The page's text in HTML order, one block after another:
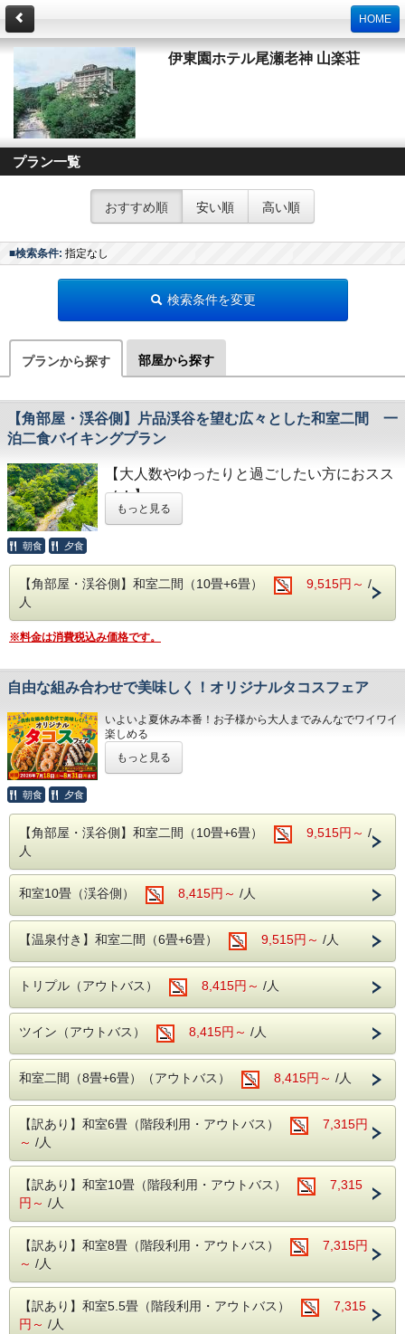
HOME
伊東園ホテル尾瀬老神 山楽荘
プラン一覧
おすすめ順 安い順 高い順
■検索条件: 指定なし
検索条件を変更
プランから探す 部屋から探す
【角部屋・渓谷側】片品渓谷を望む広々とした和室二間 一
泊二食バイキングプラン
【大人数やゆったりと過ごしたい方におスス
メ！】
片品渓谷を望む広々とした和室二間のお部屋
ら過ごしたい方や、
大人数で旅行するなら同じお部屋でワイワイ
過ごしたいですよね！
そんなお客様におすすめのお部屋です。
お部屋の中で世帯毎や男女別など分けること
も可能！
持ち込みのカードゲームやおもちゃなどを広
げて、大切な旅行時間を快適に過ごしましょ
う！
など無料の娯楽施設が充実！
飲み放題！アルコールもあります。
今流行りのスマドリでお酒を飲む方も飲め
ない方も楽しめます。
様々な食材を利用したバイキング（ばいきん
ぐ）！
サラダや揚げ物、デザートまで...！！！
お子様からおじいちゃんおばあちゃんまで！
みなさまが楽しめるお食事を多数ご用意して
おります!(^^)!
題！！！
生ビール（アサヒスーパードライ）をはじめ
飲み過ぎにはお気を付けくださいませ...
老神に来たなら食べて、飲んで、温泉で癒さ
もっと見る
朝食 夕食
【角部屋・渓谷側】和室二間（10畳+6畳） 9,515円～ /
人
※料金は消費税込み価格です。
自由な組み合わせで美味しく！オリジナルタコスフェア
いよいよ夏休み本番！お子様から大人までみんなでワイワイ
楽しめる
オリジナルタコスフェア
ます！
で、ガブッと食べる楽しさを体験していただけます。
ホイップを巻いたおやつクレープ風タコスまで、組み合わせ
夏休みの家族旅行の特別な思い出に、みんなで「マイ・ベス
【開催期間：2026年7月18日(土)～2026年8月31日(月)】
もっちりとしたトルティーヤ生地に、お好みの具材を自由に
トッピング！
お子様でも簡単に作れる楽しいメニューです！
〇タコスの具材ラインナップ
【お肉・お魚】ジューシーなチキン、ソーセージ、ぷりぷり
エビ、サーモン
【お野菜】シャキシャキのレタス、トマト、玉ねぎ
【トッピング】かけるチーズ、たまごサラダ、コーンマヨ
【デザートタコスにも！】バナナ、ミックスベリー、ホイッ
メルソース
お食事としてはもちろん、食後のデザートまでタコス生地で
■お食事■
・お夕食は約50品目のバイキング!
ソフトドリンクはもちろん、アルコール類
（生ビール・日本酒・サワー・焼酎など）も
もっと見る
朝食 夕食
【角部屋・渓谷側】和室二間（10畳+6畳） 9,515円～ /
人
和室10畳（渓谷側） 8,415円～ /人
【温泉付き】和室二間（6畳+6畳） 9,515円～ /人
トリプル（アウトバス） 8,415円～ /人
ツイン（アウトバス） 8,415円～ /人
和室二間（8畳+6畳）（アウトバス） 8,415円～ /人
【訳あり】和室6畳（階段利用・アウトバス）
7,315円
～ /人
【訳あり】和室10畳（階段利用・アウトバス）
7,315
円～ /人
【訳あり】和室8畳（階段利用・アウトバス）
7,315円
～ /人
【訳あり】和室5.5畳（階段利用・アウトバス）
7,315
円～ /人